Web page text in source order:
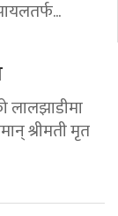
लालझाडीमा
श्रीमती मृत